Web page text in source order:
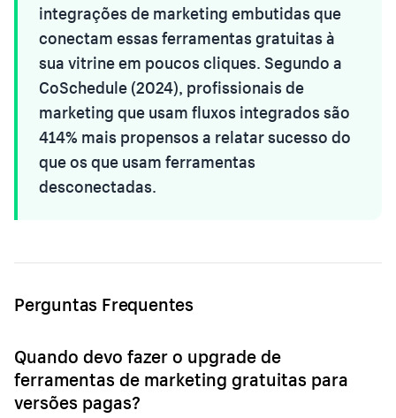
integrações de marketing embutidas que
conectam essas ferramentas gratuitas à
sua vitrine em poucos cliques. Segundo a
CoSchedule (2024), profissionais de
marketing que usam fluxos integrados são
414% mais propensos a relatar sucesso do
que os que usam ferramentas
desconectadas.
Perguntas Frequentes
Quando devo fazer o upgrade de
ferramentas de marketing gratuitas para
versões pagas?